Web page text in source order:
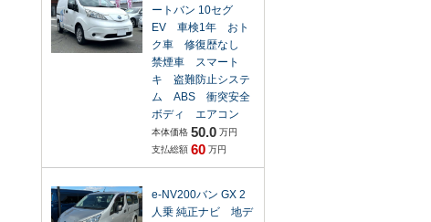
ートバン 10セグ
EV 車検1年 おト
ク車 修復歴なし
禁煙車 スマート
キ 盗難防止システ
ム ABS 衝突安全
ボディ エアコン
本体価格 50.0 万円
支払総額 60 万円
e-NV200バン GX 2
人乗 純正ナビ 地デ